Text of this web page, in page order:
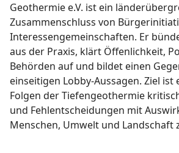
Geothermie e.V. ist ein
Zusammenschlussvon
Interessengemeinschaften. Er
aus der Praxis, klärt Öffenlichkeit,
Behörden auf und bildet einen
einseitigen Lobby-Aussagen. Ziel ist
Folgen der Tiefengeothermie
und Fehlentscheidungen mit
Menschen, Umwelt und Landschaft